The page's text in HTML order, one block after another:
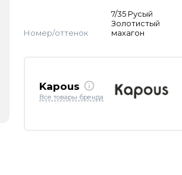
Номер/оттенок
7/35 Русый
Золотистый
махагон
Kapous
Все товары бренда